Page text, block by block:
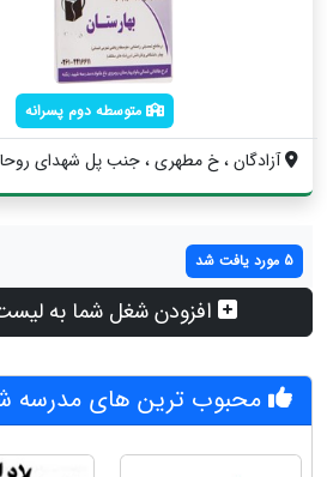
متوسطه دوم پسرانه
آزادگان ، خ مطهری ، جنب پل شهدای روحانی ...
5 مورد یافت شد
افزودن شغل شما به
محبوب ترین های مدرسه